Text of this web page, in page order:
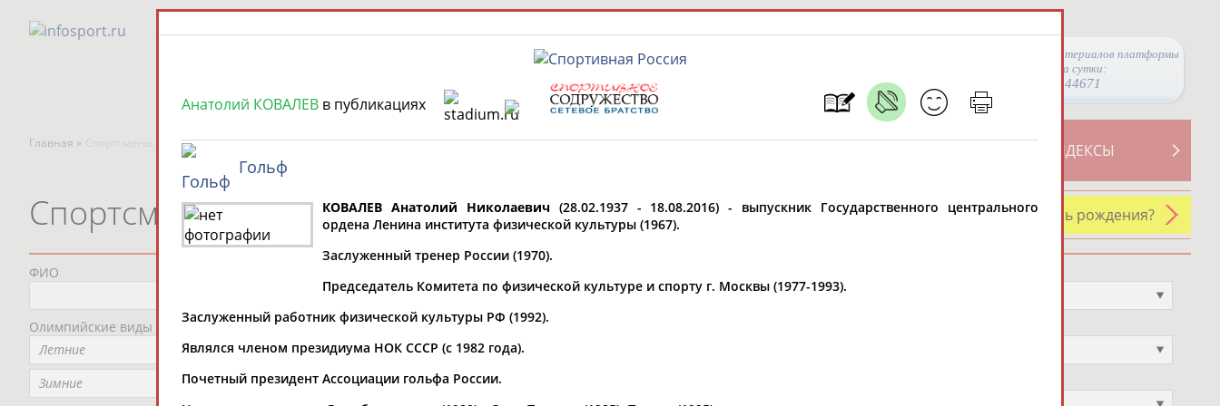
Просмотры материалов платформы
за сутки:
44671
Главная » Спортсмены, тренеры и специалисты СВОДНЫЕ ИНДЕКСЫ
У кого сегодня день рождения?
Спортсмены, тренеры и специалисты
ФИО
Олимпийские виды спорта
Летние
Зимние
Не выбран
Место рождения
Не выбран
Регион проживания
Анатолий КОВАЛЕВ в публикациях
Гольф
КОВАЛЕВ Анатолий Николаевич(28.02.1937 - 18.08.2016) - выпускник Государственного центрального
ордена Ленина института физической культуры (1967).
Заслуженный тренер России (1970).
Председатель Комитета по физической культуре и спорту г. Москвы (1977-1993).
Заслуженный работник физической культуры РФ (1992).
Являлся членом президиума НОК СССР (с 1982 года).
Почетный президент Ассоциации гольфа России.